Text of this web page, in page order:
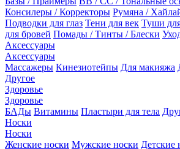
Консилеры / Корректоры Румяна /
Подводки для глаз Тени для век Туши
для бровей Помады / Тинты / Блески
Аксессуары
Аксессуары
Массажеры Кинезиотейпы Для макияжа
Другое
Здоровье
Здоровье
БАДы Витамины Пластыри для тела
Носки
Носки
Женские носки Мужские носки Детские